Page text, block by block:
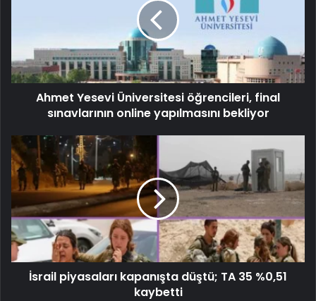
Ahmet Yesevi Üniversitesi öğrencileri, final
sınavlarının online yapılmasını bekliyor
İsrail piyasaları kapanışta düştü; TA 35 %0,51
kaybetti